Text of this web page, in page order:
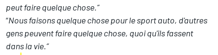
peut faire quelque chose.”
“Nous faisons quelque chose pour le sport auto, d'autres
gens peuvent faire quelque chose, quoi qu'ils fassent
dans la vie.”